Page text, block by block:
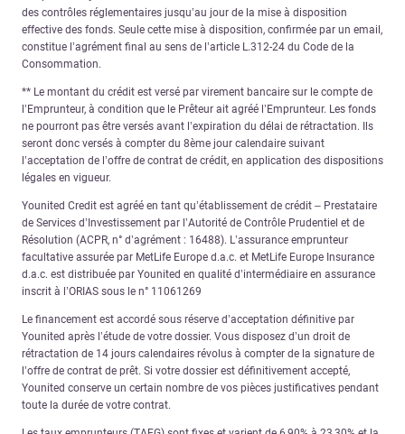
des contrôles réglementaires jusqu’au jour de la mise à disposition
effective des fonds. Seule cette mise à disposition, confirmée par un email,
constitue l’agrément final au sens de l’article L.312-24 du Code de la
Consommation.
** Le montant du crédit est versé par virement bancaire sur le compte de
l’Emprunteur, à condition que le Prêteur ait agréé l’Emprunteur. Les fonds
ne pourront pas être versés avant l’expiration du délai de rétractation. Ils
seront donc versés à compter du 8ème jour calendaire suivant
l’acceptation de l’offre de contrat de crédit, en application des dispositions
légales en vigueur.
Younited Credit est agréé en tant qu’établissement de crédit – Prestataire
de Services d’Investissement par l’Autorité de Contrôle Prudentiel et de
Résolution (ACPR, n° d’agrément : 16488). L’assurance emprunteur
facultative assurée par MetLife Europe d.a.c. et MetLife Europe Insurance
d.a.c. est distribuée par Younited en qualité d’intermédiaire en assurance
inscrit à l’ORIAS sous le n° 11061269
Le financement est accordé sous réserve d’acceptation définitive par
Younited après l’étude de votre dossier. Vous disposez d’un droit de
rétractation de 14 jours calendaires révolus à compter de la signature de
l’offre de contrat de prêt. Si votre dossier est définitivement accepté,
Younited conserve un certain nombre de vos pièces justificatives pendant
toute la durée de votre contrat.